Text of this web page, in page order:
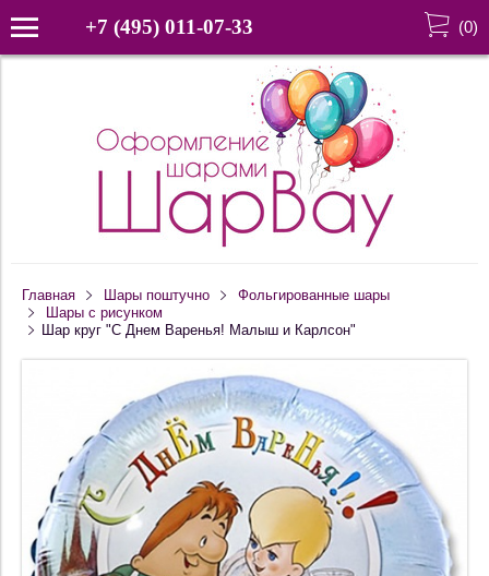
+7 (495) 011-07-33 (0)
Главная Шары поштучно
Фольгированные шары
Шары с рисунком
Шар круг "С Днем Варенья! Малыш и Карлсон"